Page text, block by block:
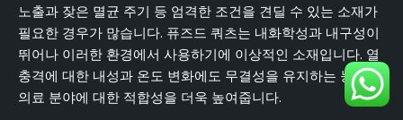
노출과 잦은 멸균 주기 등 엄격한 조건을 견딜 수 있는 소재가
필요한 경우가 많습니다. 퓨즈드 쿼츠는 내화학성과 내구성이
뛰어나 이러한 환경에서 사용하기에 이상적인 소재입니다. 열
충격에 대한 내성과 온도 변화에도 무결성을 유지하는 능력은
의료 분야에 대한 적합성을 더욱 높여줍니다.